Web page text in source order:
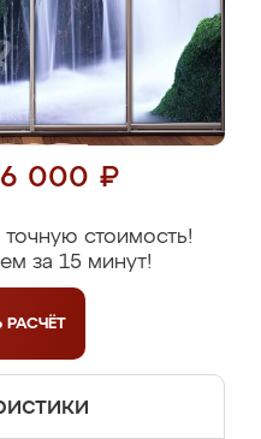
000 ₽
стоимость!
за 15 минут!
РАСЧЁТ